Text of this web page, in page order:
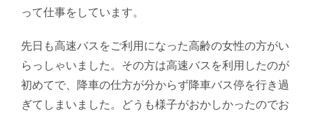
って仕事をしています。
先日も高速バスをご利用になった高齢の女性の方がい
らっしゃいました。その方は高速バスを利用したのが
初めてで、降車の仕方が分からず降車バス停を行き過
ぎてしまいました。どうも様子がおかしかったのでお